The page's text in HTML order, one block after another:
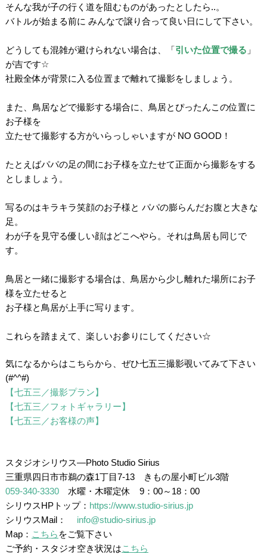
そんな我が子の行く道を阻むものがあったとしたら..。
バトルが始まる前に みんなで譲り合って良い日にして下さい。
どうしても混雑が避けられない場合は、「引いた位置で撮る 」
が吉です☆
社殿全体が背景に入る位置まで離れて撮影をしましょう。
また、鳥居などで撮影する場合に、鳥居とぴったんこの位置に
お子様を
立たせて撮影する方がいらっしゃいますがNO GOOD ！
たとえばパパの足の間にお子様を立たせて正面から撮影をする
としましょう。
写るのはキラキラ笑顔のお子様と パパの膨らんだお腹と大きな
足。
わが子を見守る優しい顔はどこへやら。それは鳥居も同じで
す。
鳥居と一緒に撮影する場合は、鳥居から少し離れた場所にお子
様を立たせると
お子様と鳥居が上手に写ります。
これらを踏まえて、楽しいお参りにしてください☆
気になるからはこちらから、ぜひ七五三撮影覗いてみて下さい
(#^^#)
【七五三／撮影プラン】
【七五三／フォトギャラリー】
【七五三／お客様の声】
スタジオシリウス―Photo Studio Sirius
三重県四日市市鵜の森1丁目7-13 きもの屋小町ビル3階
059-340-3330水曜・木曜定休 9：00～18：00
シリウスHPトップ： https://www.studio-sirius.jp
シリウスMail：
info@studio-sirius.jp
Map： こちら をご覧下さい
ご予約・スタジオ空き状況はこちら